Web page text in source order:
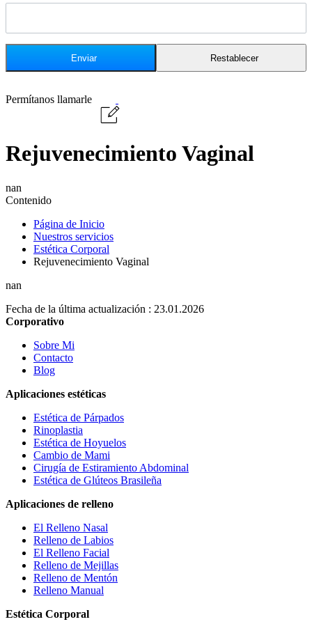
Permítanos llamarle
Rejuvenecimiento Vaginal
nan
Contenido
Página de Inicio
Nuestros servicios
Estética Corporal
Rejuvenecimiento Vaginal
nan
Fecha de la última actualización : 23.01.2026
Corporativo
Sobre Mi
Contacto
Blog
Aplicaciones estéticas
Estética de Párpados
Rinoplastia
Estética de Hoyuelos
Cambio de Mami
Cirugía de Estiramiento Abdominal
Estética de Glúteos Brasileña
Aplicaciones de relleno
El Relleno Nasal
Relleno de Labios
El Relleno Facial
Relleno de Mejillas
Relleno de Mentón
Relleno Manual
Estética Corporal